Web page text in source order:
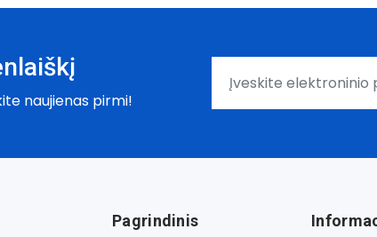
naujienas pirmi!
Pagrindinis